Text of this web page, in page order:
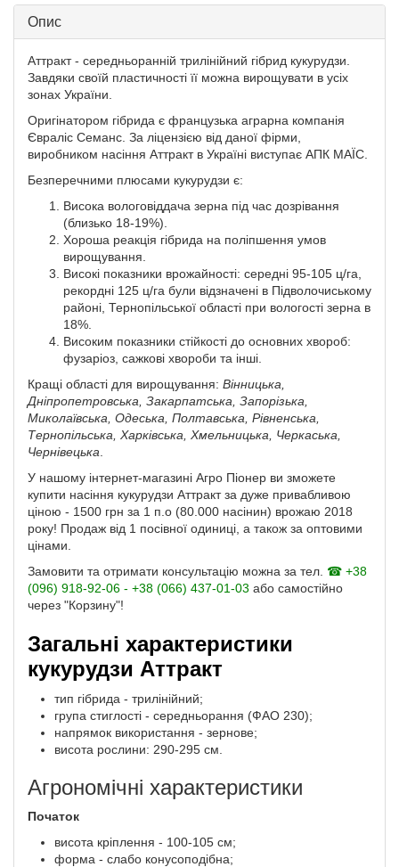
Опис
Аттракт - середньоранній трилінійний гібрид кукурудзи.
Завдяки своїй пластичності її можна вирощувати в усіх
зонах України.
Оригінатором гібрида є французька аграрна компанія
Євраліс Семанс. За ліцензією від даної фірми,
виробником насіння Аттракт в Україні виступає АПК МАЇС.
Безперечними плюсами кукурудзи є:
Висока вологовіддача зерна під час дозрівання
(близько 18-19%).
Хороша реакція гібрида на поліпшення умов
вирощування.
Високі показники врожайності: середні 95-105 ц/га,
рекордні 125 ц/га були відзначені в Підволочиському
районі, Тернопільської області при вологості зерна в
18%.
Високим показники стійкості до основних хвороб:
фузаріоз, сажкові хвороби та інші.
Кращі області для вирощування: Вінницька,
Дніпропетровська, Закарпатська, Запорізька,
Миколаївська, Одеська, Полтавська, Рівненська,
Тернопільська, Харківська, Хмельницька, Черкаська,
Чернівецька
У нашому інтернет-магазині Агро Піонер ви зможете
купити насіння кукурудзи Аттракт за дуже привабливою
ціною - 1500 грн за 1 п.о (80.000 насінин) врожаю 2018
року! Продаж від 1 посівної одиниці, а також за оптовими
цінами.
Замовити та отримати консультацію можна за тел. ☎ +38
(096) 918-92-06 - +38 (066) 437-01-03 або самостійно
через "Корзину"!
Загальні характеристики
кукурудзи Аттракт
тип гібрида - трилінійний;
група стиглості - середньорання (ФАО 230);
напрямок використання - зернове;
висота рослини: 290-295 см.
Агрономічні характеристики
Початок
висота кріплення - 100-105 см;
форма - слабо конусоподібна;